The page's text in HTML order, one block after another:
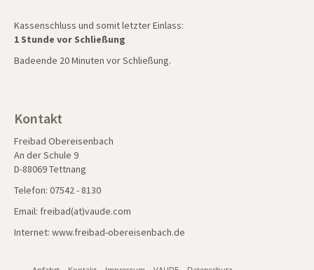
Kassenschluss und somit letzter Einlass:
1 Stunde vor Schließung
Badeende 20 Minuten vor Schließung.
Kontakt
Freibad Obereisenbach
An der Schule 9
D-88069 Tettnang
Telefon: 07542 - 8130
Email: freibad(at)vaude.com
Internet: www.freibad-obereisenbach.de